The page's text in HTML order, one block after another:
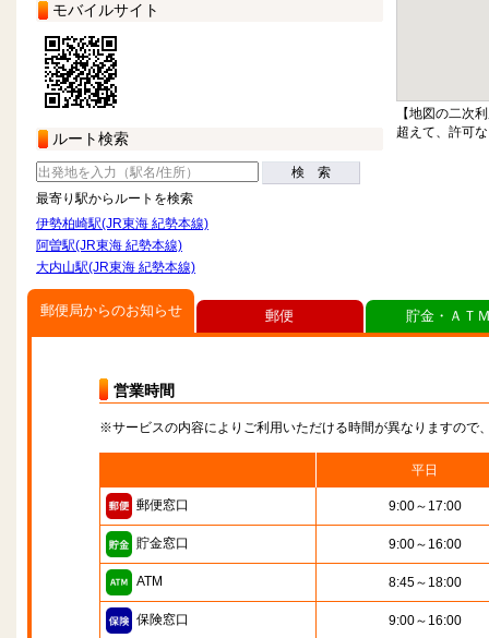
モバイルサイト
ルート検索
検 索
最寄り駅からルートを検索
伊勢柏崎駅(JR東海 紀勢本線)
阿曽駅(JR東海 紀勢本線)
大内山駅(JR東海 紀勢本線)
【地図の二次
超えて、許可
郵便局からのお知らせ
営業時間
※サービスの内容によりご利用いただける時間が異なりますので
平日
郵便窓口 9:00～17:00
貯金窓口 9:00～16:00
ATM 8:45～18:00
保険窓口 9:00～16:00
郵便 貯金・ＡＴ